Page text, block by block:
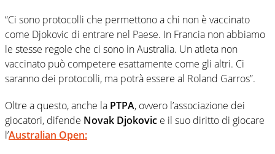
“Ci sono protocolli che permettono a chi non è vaccinato
come Djokovic di entrare nel Paese. In Francia non abbiamo
le stesse regole che ci sono in Australia. Un atleta non
vaccinato può competere esattamente come gli altri. Ci
saranno dei protocolli, ma potrà essere al Roland Garros”.
Oltre a questo, anche la PTPA, ovvero l’associazione dei
giocatori, difende Novak Djokovic e il suo diritto di giocare
l’Australian Open: